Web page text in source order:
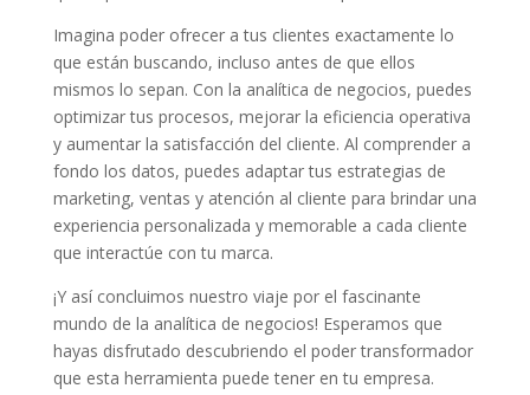
Imagina⁤ poder ofrecer a tus clientes exactamente ​lo
⁣que están‌ buscando, incluso antes de que ellos
mismos⁤ lo sepan. Con⁣ la analítica de negocios, puedes
⁢optimizar ‌tus procesos, mejorar la eficiencia operativa
y⁣ aumentar la‍ satisfacción del cliente. ⁢Al comprender a
‍fondo los​ datos,​ puedes adaptar tus estrategias ‌de
marketing,​ ventas y atención ‌al cliente para brindar una
experiencia personalizada y memorable a cada cliente
que interactúe con tu marca.
¡Y así concluimos ​nuestro viaje por el fascinante
mundo de ‍la analítica de negocios! Esperamos⁢ que
hayas ‍disfrutado descubriendo‍ el poder transformador
que esta herramienta puede tener ‌en tu‍ empresa.